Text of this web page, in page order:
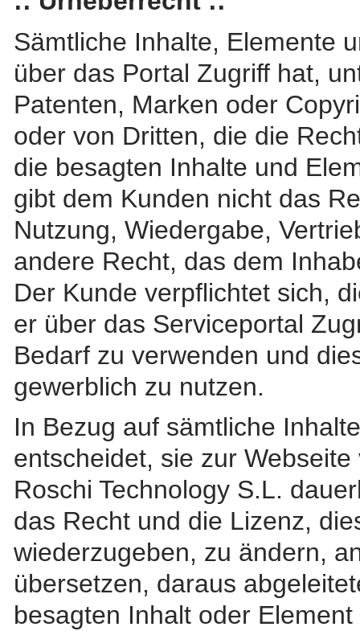
Sämtliche Inhalte, Elemente
über das Portal Zugriff hat,
Patenten, Marken oder
oder von Dritten, die die
die besagten Inhalte und
gibt dem Kunden nicht das
Nutzung, Wiedergabe,
andere Recht, das dem
Der Kunde verpflichtet sich,
er über das Serviceportal
Bedarf zu verwenden und
gewerblich zu nutzen.
In Bezug auf sämtliche
entscheidet, sie zur
Roschi Technology S.L.
das Recht und die Lizenz,
wiederzugeben, zu ändern,
übersetzen, daraus
besagten Inhalt oder